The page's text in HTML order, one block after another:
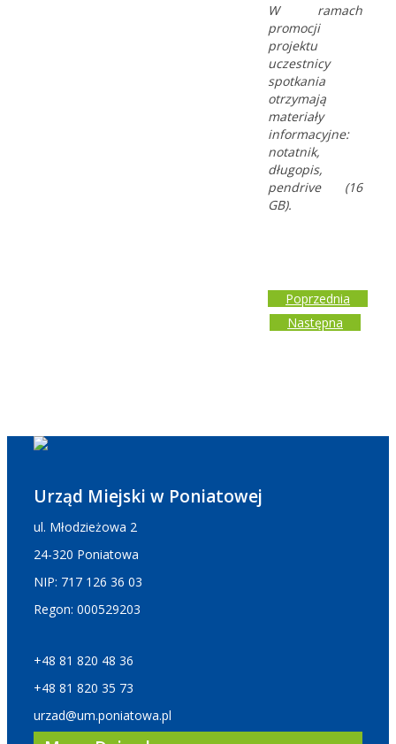
W ramach
promocji
projektu
uczestnicy
spotkania
otrzymają
materiały
informacyjne:
notatnik,
długopis,
pendrive (16
GB).
Poprzednia
Następna
Urząd Miejski w Poniatowej
ul. Młodzieżowa 2
24-320 Poniatowa
NIP: 717 126 36 03
Regon: 000529203
+48 81 820 48 36
+48 81 820 35 73
urzad@um.poniatowa.pl